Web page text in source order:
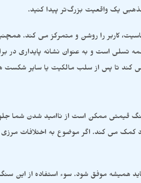
یک واقعیت بزرگ‌تر پیدا کنید.
کاربر را روشن و متمرکز می کند.
تسلی است و به عنوان نشانه پایداری در
کند تا پس از سلب مالکیت یا سایر شکست
قیمتی ممکن است از ناامید شدن شما
می کند. اگر موضوع به اختلافات
همیشه موفق شود. سوء استفاده از این